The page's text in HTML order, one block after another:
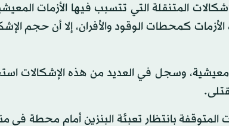
المتنقلة التي تتسبب فيها الأزمات
كمحطات الوقود والأفران، إلا أن حجم
معيشية، وسجل في العديد من هذه الإشكالات
بانتظار تعبئة البنزين أمام محطة في